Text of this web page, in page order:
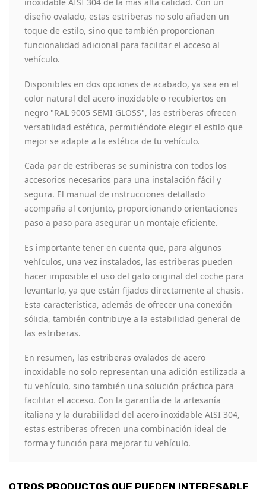
diseño ovalado, estas estriberas no solo añaden un
toque de estilo, sino que también proporcionan
funcionalidad adicional para facilitar el acceso al
vehículo.
Disponibles en dos opciones de acabado, ya sea en el
color natural del acero inoxidable o recubiertos en
negro "RAL 9005 SEMI GLOSS", las estriberas ofrecen
versatilidad estética, permitiéndote elegir el estilo que
mejor se adapte a la estética de tu vehículo.
Cada par de estriberas se suministra con todos los
accesorios necesarios para una instalación fácil y
segura. El manual de instrucciones detallado
acompaña al conjunto, proporcionando orientaciones
paso a paso para asegurar un montaje eficiente.
Es importante tener en cuenta que, para algunos
vehículos, una vez instalados, las estriberas pueden
hacer imposible el uso del gato original del coche para
levantarlo, ya que están fijados directamente al chasis.
Esta característica, además de ofrecer una conexión
sólida, también contribuye a la estabilidad general de
las estriberas.
En resumen, las estriberas ovalados de acero
inoxidable no solo representan una adición estilizada a
tu vehículo, sino también una solución práctica para
facilitar el acceso. Con la garantía de la artesanía
italiana y la durabilidad del acero inoxidable AISI 304,
estas estriberas ofrecen una combinación ideal de
forma y función para mejorar tu vehículo.